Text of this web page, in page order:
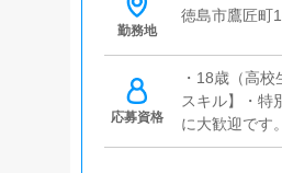
■PC更新業務
ログの更新時
清掃・備品
補充を行って
勤務地
徳島市鷹匠町
応募資格
・18歳（高
スキル】・特
に大歓迎です
強化しており